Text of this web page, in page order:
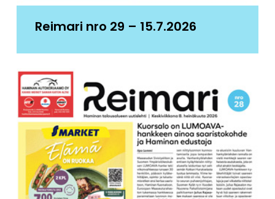
Reimari nro 29 – 15.7.2026